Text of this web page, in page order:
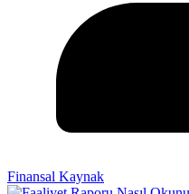
Finansal Kaynak